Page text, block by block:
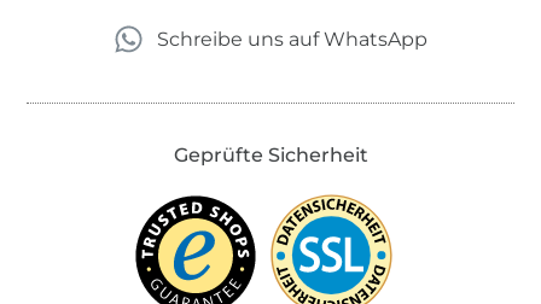
Schreibe uns auf WhatsApp
Geprüfte Sicherheit